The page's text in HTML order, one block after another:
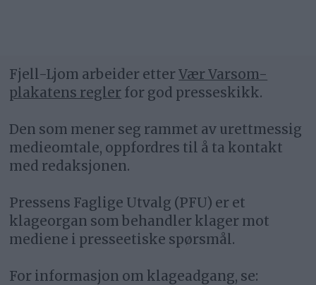
Fjell-Ljom arbeider etterVær Varsom-
plakatens regler for god presseskikk.
Den som mener seg rammet av urettmessig
medieomtale, oppfordres til å ta kontakt
med redaksjonen.
Pressens Faglige Utvalg (PFU) er et
klageorgan som behandler klager mot
mediene i presseetiske spørsmål.
For informasjon om klageadgang, se: